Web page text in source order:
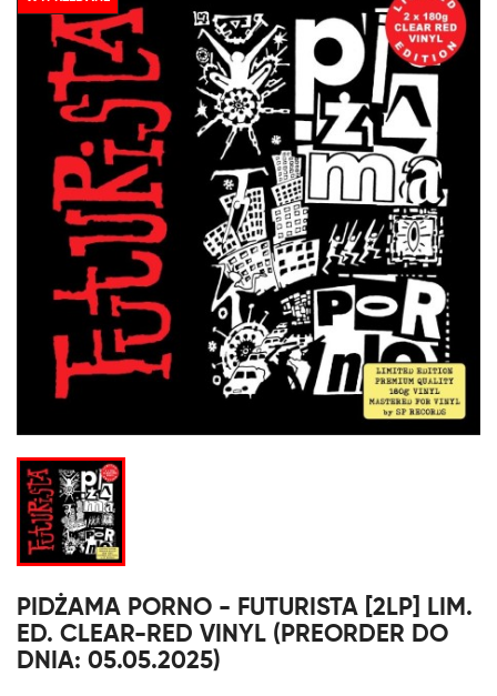
PIDŻAMA PORNO - FUTURISTA [2LP] LIM.
ED. CLEAR-RED VINYL (PREORDER DO
DNIA: 05.05.2025)